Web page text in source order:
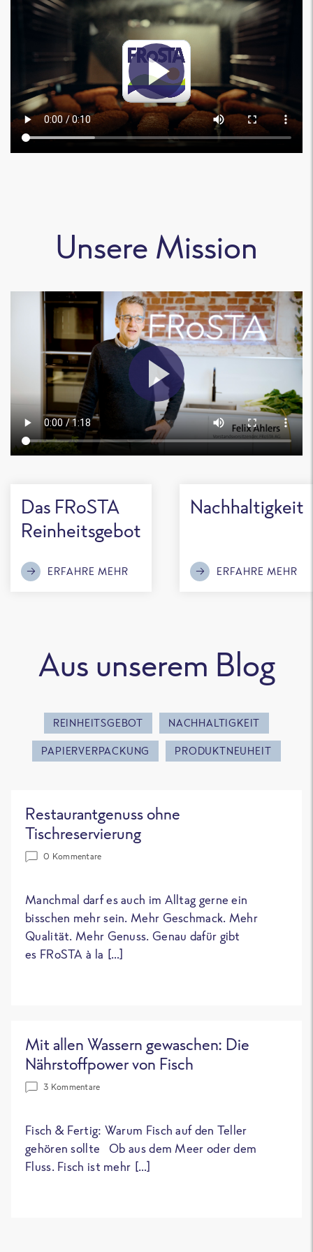
Unsere Mission
Das FRoSTA
Reinheitsgebot
ERFAHRE MEHR
Nachhaltigkeit
ERFAHRE MEHR
Aus unserem Blog
REINHEITSGEBOT NACHHALTIGKEIT
PAPIERVERPACKUNG PRODUKTNEUHEIT
Restaurantgenuss ohne
Tischreservierung
0 Kommentare
Manchmal darf es auch im Alltag gerne ein
bisschen mehr sein. Mehr Geschmack. Mehr
Qualität. Mehr Genuss. Genau dafür gibt
es FRoSTA à la […]
Mit allen Wassern gewaschen: Die
Nährstoffpower von Fisch
3 Kommentare
Fisch & Fertig: Warum Fisch auf den Teller
gehören sollte Ob aus dem Meer oder dem
Fluss. Fisch ist mehr […]